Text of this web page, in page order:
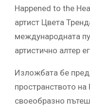
Happened to the
артист Цвета
международната
артистично алтер
Изложбата бе
пространството
своеобразно